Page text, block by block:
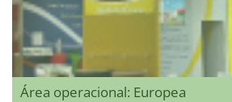
Área operacional: Europea